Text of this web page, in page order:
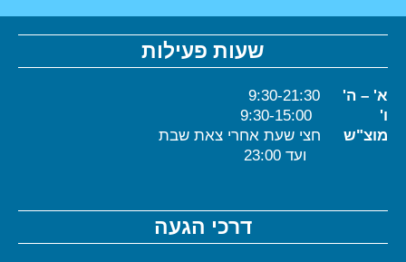
שעות פעילות
א' – ה' 9:30-21:30
ו'
מוצ"ש חצי שעת אחרי צאת שבת
ועד 23:00
דרכי הגעה